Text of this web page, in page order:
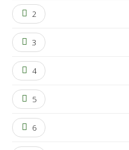
2
3
4
5
6